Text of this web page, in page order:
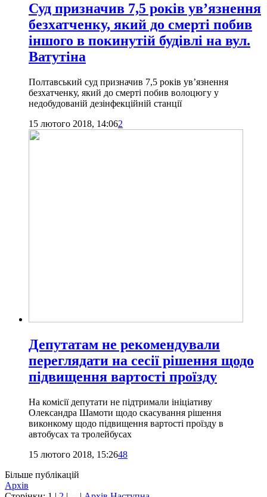
Суд призначив 7,5 років ув’язнення
безхатченку, який до смерті побив
іншого в покинутій будівлі на вул.
Ватутіна
Полтавський суд призначив 7,5 років ув’язнення
безхатченку, який до смерті побив волоцюгу у
недобудованій дезінфекційній станції
15 лютого 2018, 14:062
Депутатам не рекомендували
переглядати на сесії рішення щодо
підвищення вартості проїзду
На комісії депутати не підтримали ініціативу
Олександра Шамоти щодо скасування рішення
виконкому щодо підвищення вартості проїзду в
автобусах та тролейбусах
15 лютого 2018, 15:2648
Більше публікацій
Архів